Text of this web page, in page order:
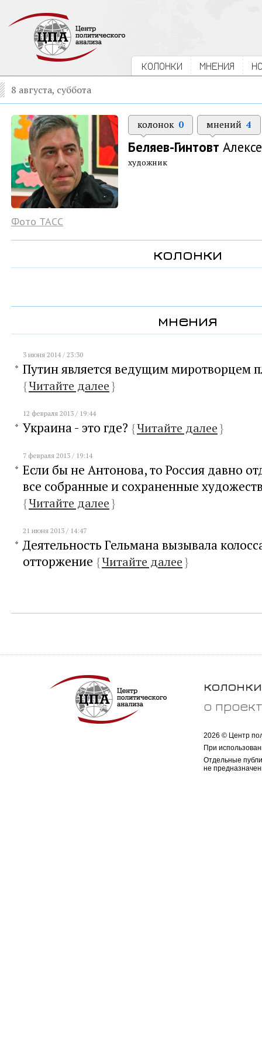
КОЛОНКИ МНЕНИЯ
8 августа, суббота
колонок 0 мнений 4
Беляев-Гинтовт
художник
Фото ТАСС
колонки
мнения
3 июня 2014 / 23:30
Путин является ведущим миротворцем
{Читайте далее}
12 февраля 2013 / 19:44
Украина - это где? {Читайте далее}
7 февраля 2013 / 19:14
Если бы не Антонова, то Россия давно
все собранные и сохраненные
{Читайте далее}
21 июня 2013 / 14:47
Деятельность Гельмана вызывала
отторжение {Читайте далее}
колонки
о
2026 © Центр
При
Отдельные
не